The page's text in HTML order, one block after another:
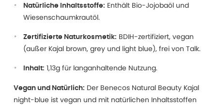
Natürliche Inhaltsstoffe: Enthält Bio-Jojobaöl und
Wiesenschaumkrautöl.
Zertifizierte Naturkosmetik: BDIH-zertifiziert, vegan
(außer Kajal brown, grey und light blue), frei von Talk.
Inhalt: 1,13g für langanhaltende Nutzung.
Vegan und Natürlich: Der Benecos Natural Beauty Kajal
night-blue ist vegan und mit natürlichen Inhaltsstoffen